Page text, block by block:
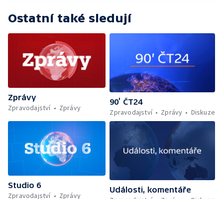
Ostatní také sledují
Zprávy
Zpravodajství
Zprávy
90’ ČT24
Zpravodajství
Zprávy Diskuze
Studio 6
Zpravodajství
Zprávy
Události, komentáře